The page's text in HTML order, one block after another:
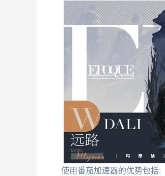
使用番茄加速器的优势包括: